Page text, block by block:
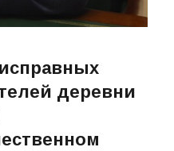
деревни